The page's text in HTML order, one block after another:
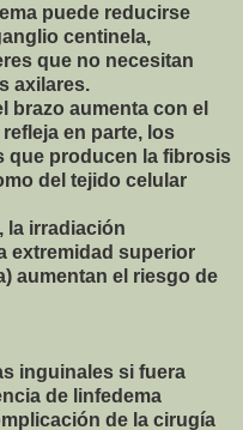
puede reducirse
centinela,
que no necesitan
axilares.
brazo aumenta con el
en parte, los
que producen la fibrosis
del tejido celular
la irradiación
extremidad superior
aumentan el riesgo de
inguinales si fuera
de linfedema
de la cirugía